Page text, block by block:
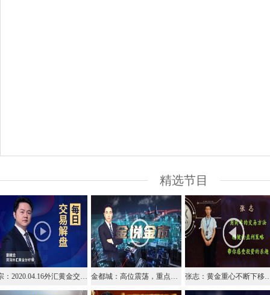
精选节目
宗：2020.04.16外汇黄金交易解盘 金都城：高位震荡，重点留意1728得失 张志：黄金重心不断下